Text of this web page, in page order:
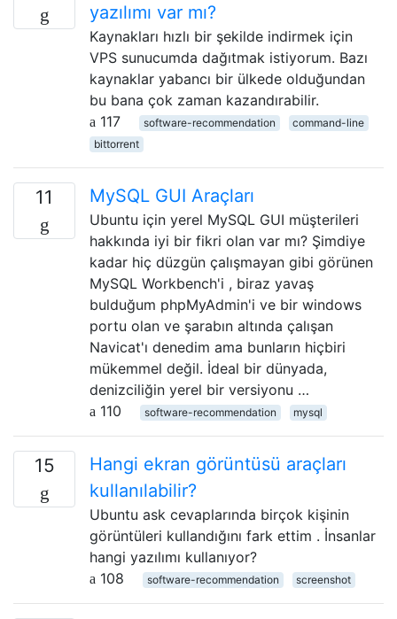
yazılımı var mı?
Kaynakları hızlı bir şekilde indirmek için
VPS sunucumda dağıtmak istiyorum. Bazı
kaynaklar yabancı bir ülkede olduğundan
bu bana çok zaman kazandırabilir.
117
software-recommendation
command-line
bittorrent
11 MySQL GUI Araçları
Ubuntu için yerel MySQL GUI müşterileri
hakkında iyi bir fikri olan var mı? Şimdiye
kadar hiç düzgün çalışmayan gibi görünen
MySQL Workbench'i , biraz yavaş
bulduğum phpMyAdmin'i ve bir windows
portu olan ve şarabın altında çalışan
Navicat'ı denedim ama bunların hiçbiri
mükemmel değil. İdeal bir dünyada,
denizciliğin yerel bir versiyonu …
110
software-recommendation mysql
15
Hangi ekran görüntüsü araçları
kullanılabilir?
Ubuntu ask cevaplarında birçok kişinin
görüntüleri kullandığını fark ettim . İnsanlar
hangi yazılımı kullanıyor?
108
software-recommendation screenshot